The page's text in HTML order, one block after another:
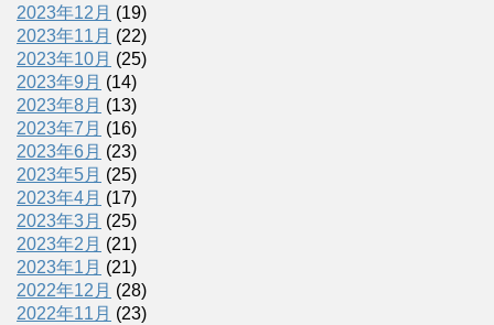
2023年12月 (19)
2023年11月 (22)
2023年10月 (25)
2023年9月 (14)
2023年8月 (13)
2023年7月 (16)
2023年6月 (23)
2023年5月 (25)
2023年4月 (17)
2023年3月 (25)
2023年2月 (21)
2023年1月 (21)
2022年12月 (28)
2022年11月 (23)